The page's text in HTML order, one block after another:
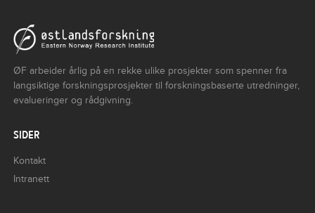
ØF arbeider årlig på en rekke ulike prosjekter som spenner fra
langsiktige forskningsprosjekter til forskningsbaserte utredninger,
evalueringer og rådgivning.
SIDER
Kontakt
Intranett